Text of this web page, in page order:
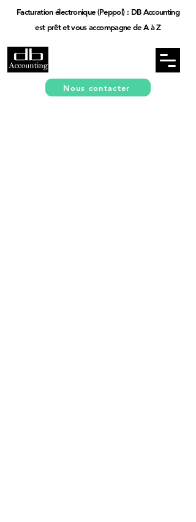
Nous contacter
Facturation électronique (Peppol) : DB Accounting
est prêt et vous accompagne de A à Z